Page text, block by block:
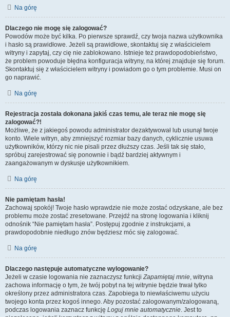
Na górę
Dlaczego nie mogę się zalogować?
Powodów może być kilka. Po pierwsze sprawdź, czy twoja nazwa użytkownika
i hasło są prawidłowe. Jeżeli są prawidłowe, skontaktuj się z właścicielem
witryny i zapytaj, czy cię nie zablokowano. Istnieje też prawdopodobieństwo,
że problem powoduje błędna konfiguracja witryny, na której znajduje się forum.
Skontaktuj się z właścicielem witryny i powiadom go o tym problemie. Musi on
go naprawić.
Na górę
Rejestracja została dokonana jakiś czas temu, ale teraz nie mogę się
zalogować?!
Możliwe, że z jakiegoś powodu administrator dezaktywował lub usunął twoje
konto. Wiele witryn, aby zmniejszyć rozmiar bazy danych, cyklicznie usuwa
użytkowników, którzy nic nie pisali przez dłuższy czas. Jeśli tak się stało,
spróbuj zarejestrować się ponownie i bądź bardziej aktywnym i
zaangażowanym w dyskusje użytkownikiem.
Na górę
Nie pamiętam hasła!
Zachowaj spokój! Twoje hasło wprawdzie nie może zostać odzyskane, ale bez
problemu może zostać zresetowane. Przejdź na stronę logowania i kliknij
odnośnik “Nie pamiętam hasła”. Postępuj zgodnie z instrukcjami, a
prawdopodobnie niedługo znów będziesz móc się zalogować.
Na górę
Dlaczego następuje automatyczne wylogowanie?
Jeżeli w czasie logowania nie zaznaczysz funkcjiZapamiętaj mnie, witryna
zachowa informację o tym, że twój pobyt na tej witrynie będzie trwał tylko
określony przez administratora czas. Zapobiega to niewłaściwemu użyciu
twojego konta przez kogoś innego. Aby pozostać zalogowanym/zalogowaną,
podczas logowania zaznacz funkcję Loguj mnie automatycznie. Jest to